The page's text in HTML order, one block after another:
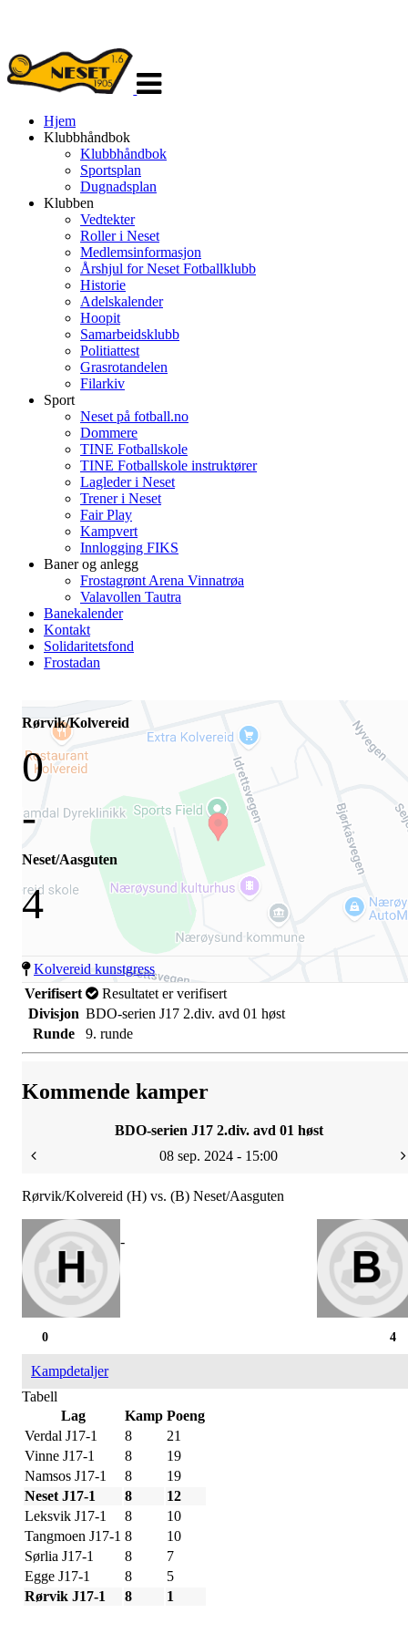
navigasjon
Hjem
Klubbhåndbok
Klubbhåndbok
Sportsplan
Dugnadsplan
Klubben
Vedtekter
Roller i Neset
Medlemsinformasjon
Årshjul for Neset Fotballklubb
Historie
Adelskalender
Hoopit
Samarbeidsklubb
Politiattest
Grasrotandelen
Filarkiv
Sport
Neset på fotball.no
Dommere
TINE Fotballskole
TINE Fotballskole instruktører
Lagleder i Neset
Trener i Neset
Fair Play
Kampvert
Innlogging FIKS
Baner og anlegg
Frostagrønt Arena Vinnatrøa
Valavollen Tautra
Banekalender
Kontakt
Solidaritetsfond
Frostadan
Rørvik/Kolvereid
0
-
Neset/Aasguten
4
Kolvereid kunstgress
Verifisert
Resultatet er verifisert
Divisjon BDO-serien J17 2.div. avd 01 høst
Runde
9. runde
Kommende kamper
BDO-serien J17 2.div. avd 01 høst
08 sep. 2024 - 15:00
Rørvik/Kolvereid (H) vs. (B) Neset/Aasguten
-
4
0
Kampdetaljer
Tabell
Lag
Kamp Poeng
Verdal J17-1
8
21
Vinne J17-1
8
19
Namsos J17-1
8
19
Neset J17-1
8
12
Leksvik J17-1
8
10
Tangmoen J17-1 8
10
Sørlia J17-1
8
7
Egge J17-1
8
5
Rørvik J17-1
8 1